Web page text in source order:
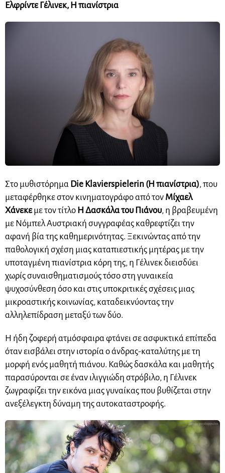
Ελφρίντε Γέλινεκ, Η πιανίστρια
Στο μυθιστόρημα Die Klavierspielerin (Η πιανίστρια), που
μεταφέρθηκε στον κινηματογράφο από τον Μίχαελ
Χάνεκεμε τον τίτλο Η Δασκάλα του Πιάνου, η βραβευμένη
με Νόμπελ Αυστριακή συγγραφέας καθρεφτίζει την
αφανή βία της καθημερινότητας. Ξεκινώντας από την
παθολογική σχέση μιας καταπιεστικής μητέρας με την
υποταγμένη πιανίστρια κόρη της, η Γέλινεκ διεισδύει
χωρίς συναισθηματισμούς τόσο στη γυναικεία
ψυχοσύνθεση όσο και στις υποκριτικές σχέσεις μιας
μικροαστικής κοινωνίας, καταδεικνύοντας την
αλληλεπίδραση μεταξύ των δύο.
Η ήδη ζοφερή ατμόσφαιρα φτάνει σε ασφυκτικά επίπεδα
όταν εισβάλει στην ιστορία ο άνδρας-καταλύτης με τη
μορφή ενός μαθητή πιάνου. Καθώς δασκάλα και μαθητής
παρασύρονται σε έναν ιλιγγιώδη στρόβιλο, η Γέλινεκ
ζωγραφίζει την εικόνα μιας γυναίκας που βυθίζεται στην
ανεξέλεγκτη δύναμη της αυτοκαταστροφής.